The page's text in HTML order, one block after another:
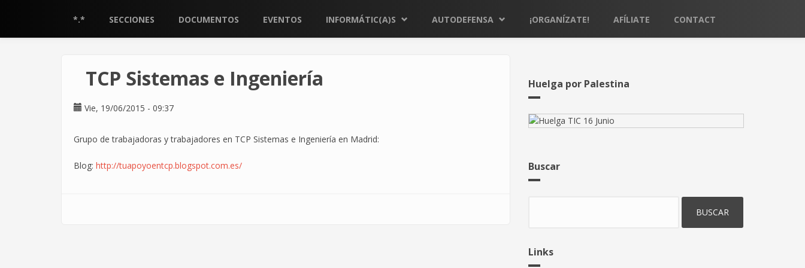
*.* SECCIONES DOCUMENTOS EVENTOS INFORMÁTIC(A)S AUTODEFENSA ¡ORGANÍZATE! AFÍLIATE CONTACT
TCP Sistemas e Ingeniería
Vie, 19/06/2015 - 09:37
Grupo de trabajadoras y trabajadores en TCP Sistemas e Ingeniería en Madrid:
Blog: http://tuapoyoentcp.blogspot.com.es/
Huelga por Palestina
Buscar
Links